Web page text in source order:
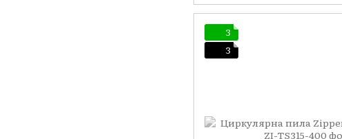
3
3